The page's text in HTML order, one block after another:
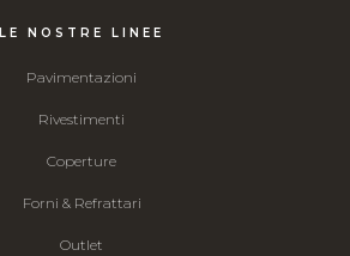
LE NOSTRE LINEE
Pavimentazioni
Rivestimenti
Coperture
Forni & Refrattari
Outlet